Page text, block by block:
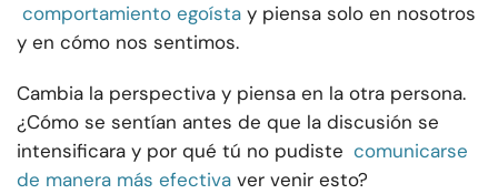
comportamiento egoísta y piensa solo en nosotros
y en cómo nos sentimos.
Cambia la perspectiva y piensa en la otra persona.
¿Cómo se sentían antes de que la discusión se
intensificara y por qué tú no pudiste comunicarse
de manera más efectiva ver venir esto?